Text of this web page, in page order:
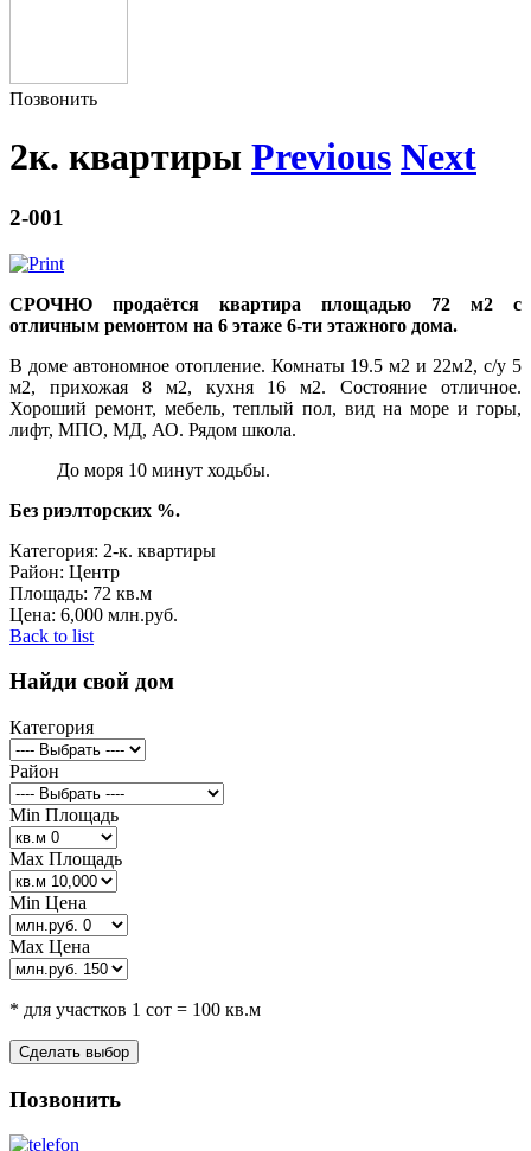
Позвонить
2к. квартиры Previous Next
2-001
СРОЧНО продаётся квартира площадью 72 м2 с
отличным ремонтом на 6 этаже 6-ти этажного дома.
В доме автономное отопление. Комнаты 19.5 м2 и 22м2, с/у 5
м2, прихожая 8 м2, кухня 16 м2. Состояние отличное.
Хороший ремонт, мебель, теплый пол, вид на море и горы,
лифт, МПО, МД, АО. Рядом школа.
До моря 10 минут ходьбы.
Без риэлторских %.
Категория: 2-к. квартиры
Район: Центр
Площадь: 72 кв.м
Цена: 6,000 млн.руб.
Back to list
Найди свой дом
Категория
Район
Min Площадь
Max Площадь
Min Цена
Max Цена
* для участков 1 сот = 100 кв.м
Позвонить